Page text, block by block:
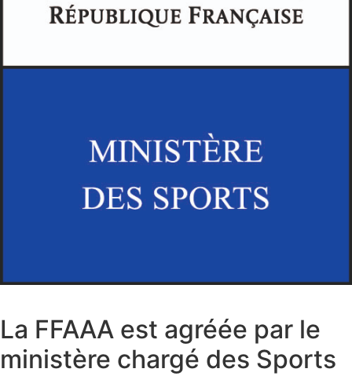
La FFAAA est agréée par le
ministère chargé des Sports